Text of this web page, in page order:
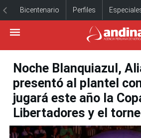
Bicentenario Perfiles
Noche Blanquiazul,
presentó al plantel
jugará este año la
Libertadores y el